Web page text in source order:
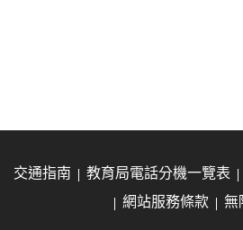
交通指南 教育局電話分機一覽表
網站服務條款
無